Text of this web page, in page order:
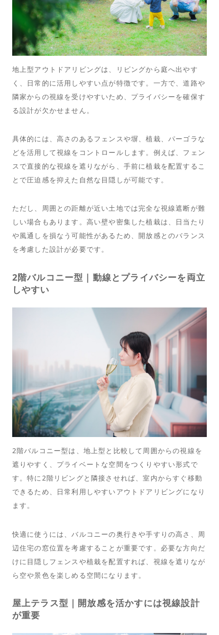
地上型アウトドアリビングは、リビングから庭へ出やす
く、日常的に活用しやすい点が特徴です。一方で、道路や
隣家からの視線を受けやすいため、プライバシーを確保す
る設計が欠かせません。
具体的には、高さのあるフェンスや塀、植栽、パーゴラな
どを活用して視線をコントロールします。例えば、フェン
スで直接的な視線を遮りながら、手前に植栽を配置するこ
とで圧迫感を抑えた自然な目隠しが可能です。
ただし、周囲との距離が近い土地では完全な視線遮断が難
しい場合もあります。高い壁や密集した植栽は、日当たり
や風通しを損なう可能性があるため、開放感とのバランス
を考慮した設計が必要です。
2階バルコニー型｜動線とプライバシーを両立
しやすい
2階バルコニー型は、地上型と比較して周囲からの視線を
遮りやすく、プライベートな空間をつくりやすい形式で
す。特に2階リビングと隣接させれば、室内からすぐ移動
できるため、日常利用しやすいアウトドアリビングになり
ます。
快適に使うには、バルコニーの奥行きや手すりの高さ、周
辺住宅の窓位置を考慮することが重要です。必要な方向だ
けに目隠しフェンスや植栽を配置すれば、視線を遮りなが
ら空や景色を楽しめる空間になります。
屋上テラス型｜開放感を活かすには視線設計
が重要